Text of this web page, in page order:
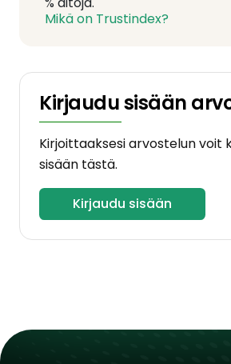
Mikä on Trustindex?
Kirjaudu sisään
Kirjoittaaksesi arvostelun voit
sisään tästä.
Kirjaudu sisään